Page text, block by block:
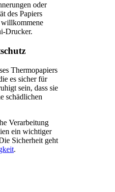
oder
des Papiers
willkommene
Drucker.
Thermopapiers
es sicher für
sein, dass sie
schädlichen
Verarbeitung
ein wichtiger
Sicherheit geht
.